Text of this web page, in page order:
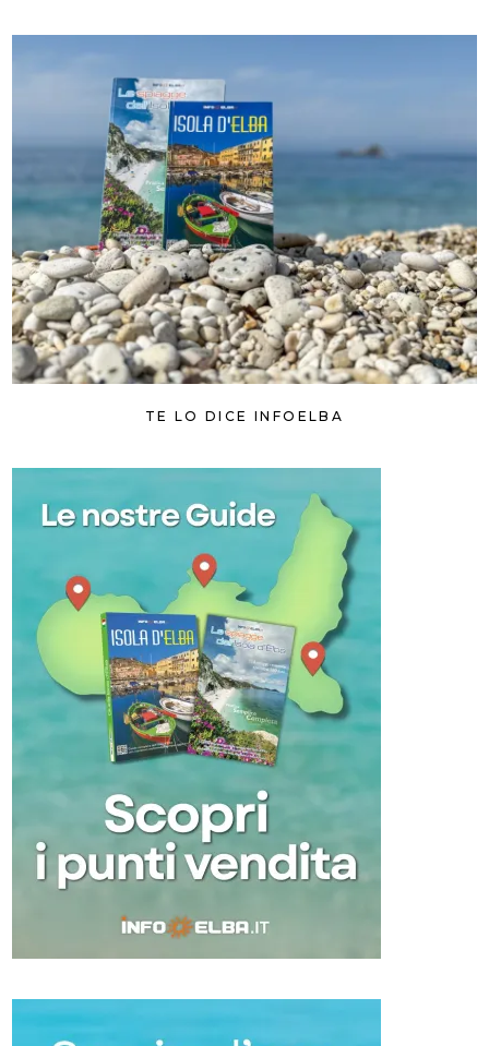
TE LO DICE INFOELBA